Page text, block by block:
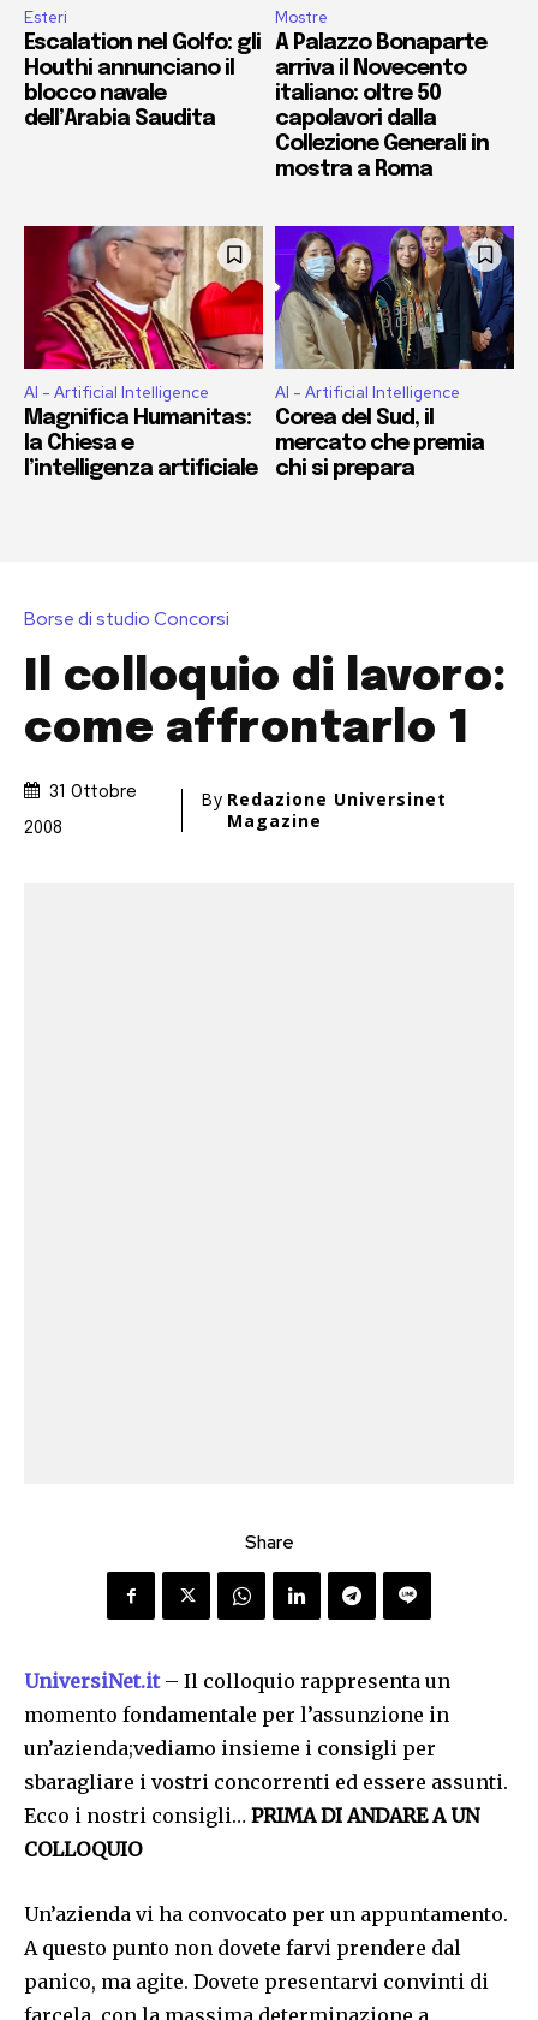
Esteri
Escalation nel Golfo: gli
Houthi annunciano il
blocco navale
dell’Arabia Saudita
Mostre
A Palazzo Bonaparte
arriva il Novecento
italiano: oltre 50
capolavori dalla
Collezione Generali in
mostra a Roma
AI - Artificial Intelligence
Magnifica Humanitas:
la Chiesa e
l’intelligenza artificiale
AI - Artificial Intelligence
Corea del Sud, il
mercato che premia
chi si prepara